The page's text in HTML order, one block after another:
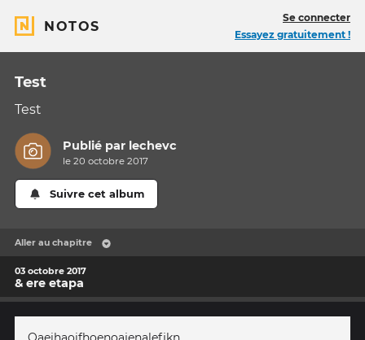
NOTOS
Se connecter
Essayez gratuitement !
Test
Test
Publié par lechevc
le 20 octobre 2017
Suivre cet album
Aller au chapitre
03 octobre 2017
& ere etapa